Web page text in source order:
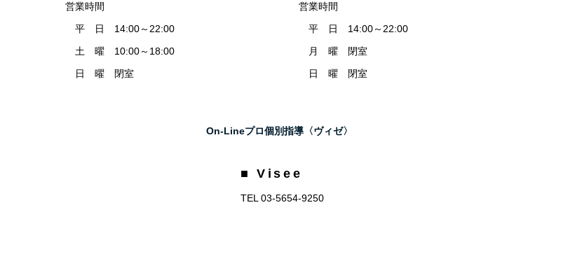
営業時間
平 日 14:00～22:00
土 曜 10:00～18:00
日 曜 閉室
営業時間
平 日 14:00～22:00
月 曜 閉室
日 曜 閉室
On-Lineプロ個別指導〈ヴィゼ〉
■ Visee
TEL 03-5654-9250